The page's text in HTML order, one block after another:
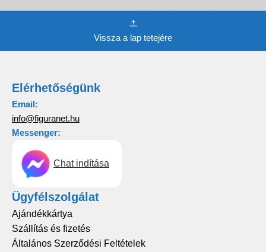
Vissza a lap tetejére
Elérhetőségünk
Email:
info@figuranet.hu
Messenger:
Chat indítása
Ügyfélszolgálat
Ajándékkártya
Szállítás és fizetés
Általános Szerződési Feltételek